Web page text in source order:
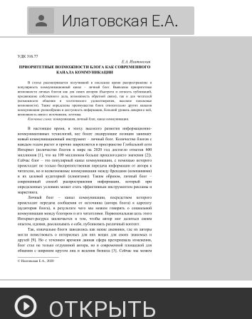
Илатовская Е.А.
ОТКРЫТЬ